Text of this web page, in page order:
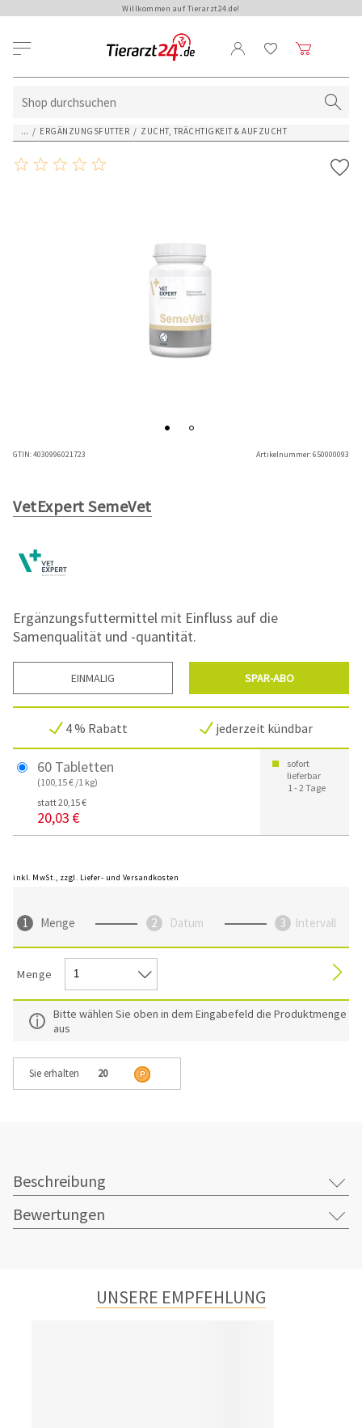
Willkommen auf Tierarzt24.de!
... / ERGÄNZUNGSFUTTER / ZUCHT, TRÄCHTIGKEIT & AUFZUCHT
GTIN:4030996021723 Artikelnummer:650000093
VetExpert SemeVet
Ergänzungsfuttermittel mit Einfluss auf die
Samenqualität und -quantität.
EINMALIG SPAR-ABO
4 % Rabatt jederzeit kündbar
60 Tabletten
(100,15 € /1 kg)
statt 20,15 €
20,03 €
sofort
lieferbar
1 - 2 Tage
inkl. MwSt., zzgl. Liefer- und Versandkosten
Menge Datum Intervall
Menge
Bitte wählen Sie oben in dem Eingabefeld die Produktmenge
aus
Sie erhalten 20
Beschreibung
Bewertungen
UNSERE EMPFEHLUNG